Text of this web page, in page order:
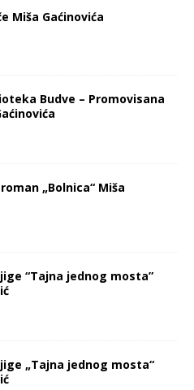
Miša Gaćinovića
Budve – Promovisana
„Bolnica“ Miša
“Tajna jednog mosta”
„Tajna jednog mosta“